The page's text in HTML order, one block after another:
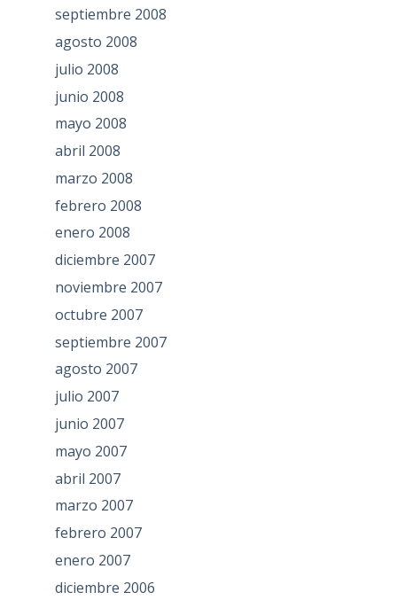
septiembre 2008
agosto 2008
julio 2008
junio 2008
mayo 2008
abril 2008
marzo 2008
febrero 2008
enero 2008
diciembre 2007
noviembre 2007
octubre 2007
septiembre 2007
agosto 2007
julio 2007
junio 2007
mayo 2007
abril 2007
marzo 2007
febrero 2007
enero 2007
diciembre 2006